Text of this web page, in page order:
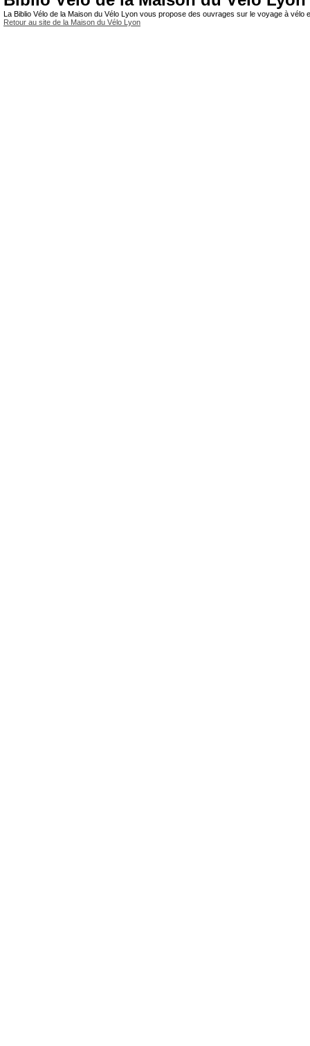
La Biblio Vélo de la Maison du Vélo Lyon vous propose des ouvrages sur le voyage à
Retour au site de la Maison du Vélo Lyon